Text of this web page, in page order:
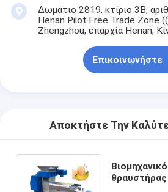
Δωμάτιο 2819, κτίριο 3Β,
Henan Pilot Free Trade Zone
Zhengzhou, επαρχία Henan,
Επικοινωνήστε
Αποκτήστε Την